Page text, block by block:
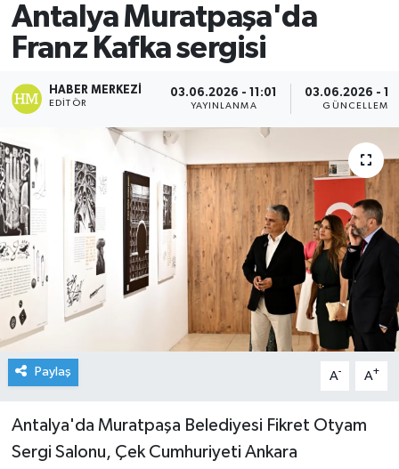
Antalya Muratpaşa'da
Franz Kafka sergisi
HABER MERKEZI
EDITÖR
03.06.2026 - 11:01
YAYINLANMA
03.06.2026 -
GÜNCELLEME
Paylaş A- A+
Antalya'da Muratpaşa Belediyesi Fikret Otyam
Sergi Salonu, Çek Cumhuriyeti Ankara